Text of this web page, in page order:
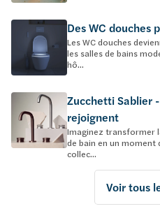
Des WC douches
Les WC douches
les salles de bains
hô...
Zucchetti Sablier
rejoignent
Imaginez transformer
de bain en un moment
collec...
Voir tous